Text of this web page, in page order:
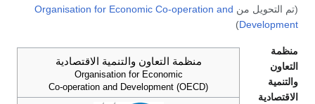
(تم التحويل من Organisation for Economic Co-operation and
Development
)
منظمة التعاون والتنمية الاقتصادية
Organisation for Economic
Co-operation and Development (OECD)
منظمة
التعاون
والتنمية
الاقتصادية